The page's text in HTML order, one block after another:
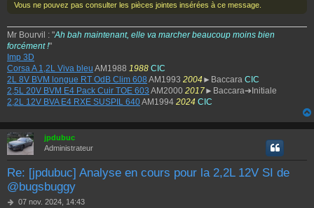
Vous ne pouvez pas consulter les pièces jointes insérées à ce message.
Mr Bourvil : "Ah bah maintenant, elle va marcher beaucoup moins bien
forcément !"
Imp 3D
Corsa A 1,2L Viva bleu AM1988 1988 CIC
2L 8V BVM longue RT OdB Clim 608 AM1993 2004 ►Baccara CIC
2,5L 20V BVM E4 Pack Cuir TOE 603 AM2000 2017►Baccara➔Initiale
2,2L 12V BVA E4 RXE SUSPIL 640AM1994 2024 CIC
jpdubuc
Administrateur
Re: [jpdubuc] Analyse en cours pour la 2,2L 12V SI de
@bugsbuggy
M
07 nov. 2024, 14:43